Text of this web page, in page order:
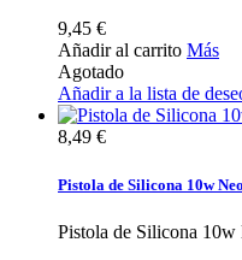
9,45 €
Añadir al carrito Más
Agotado
Añadir a la lista de
8,49 €
Pistola de Silicona 10w
Pistola de Silicona 10w